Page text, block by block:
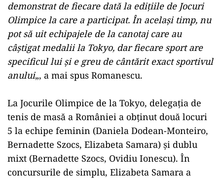
demonstrat de fiecare dată la ediţiile de Jocuri
Olimpice la care a participat. În acelaşi timp, nu
pot să uit echipajele de la canotaj care au
câştigat medalii la Tokyo, dar fiecare sport are
specificul lui şi e greu de cântărit exact sportivul
anului„, a mai spus Romanescu.
La Jocurile Olimpice de la Tokyo, delegaţia de
tenis de masă a României a obţinut două locuri
5 la echipe feminin (Daniela Dodean-Monteiro,
Bernadette Szocs, Elizabeta Samara) şi dublu
mixt (Bernadette Szocs, Ovidiu Ionescu). În
concursurile de simplu, Elizabeta Samara a